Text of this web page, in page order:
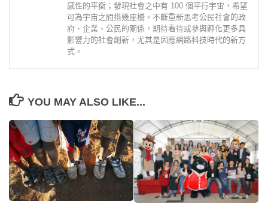
感性的平衡；發現社會之中有 100 個平行宇宙，希望
可為宇宙之間搭幾座橋。不斷重新思考公民社會的政
府、企業、公民的關係，期待看待或參與孵化更多具
影響力的社會創新，尤其是因應網路科技時代的新方
式。
YOU MAY ALSO LIKE...